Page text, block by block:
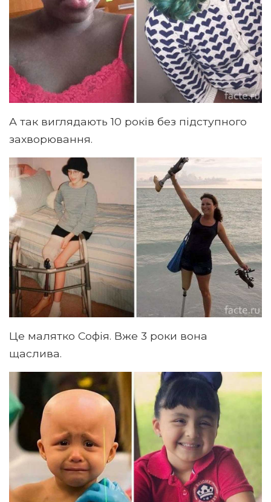
А так виглядають 10 років без підступного
захворювання.
Це малятко Софія. Вже 3 роки вона
щаслива.